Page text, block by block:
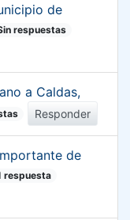
de
respuestas
a Caldas,
Responder
de
respuesta